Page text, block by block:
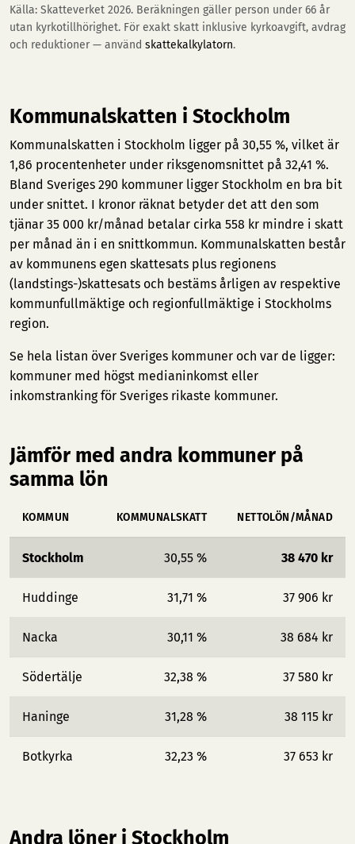
Källa: Skatteverket 2026. Beräkningen gäller person under 66 år
utan kyrkotillhörighet. För exakt skatt inklusive kyrkoavgift, avdrag
och reduktioner — använd skattekalkylatorn.
Kommunalskatten i Stockholm
Kommunalskatten i Stockholm ligger på 30,55 %, vilket är
1,86 procentenheter under riksgenomsnittet på 32,41 %.
Bland Sveriges 290 kommuner ligger Stockholm en bra bit
under snittet. I kronor räknat betyder det att den som
tjänar 35 000 kr/månad betalar cirka 558 kr mindre i skatt
per månad än i en snittkommun. Kommunalskatten består
av kommunens egen skattesats plus regionens
(landstings-)skattesats och bestäms årligen av respektive
kommunfullmäktige och regionfullmäktige i Stockholms
region.
Se hela listan över Sveriges kommuner och var de ligger:
kommuner med högst medianinkomst eller
inkomstranking för Sveriges rikaste kommuner.
Jämför med andra kommuner på
samma lön
KOMMUN KOMMUNALSKATT NETTOLÖN/MÅNAD
Stockholm 30,55 % 38 470 kr
Huddinge 31,71 % 37 906 kr
Nacka 30,11 % 38 684 kr
Södertälje 32,38 % 37 580 kr
Haninge 31,28 % 38 115 kr
Botkyrka 32,23 % 37 653 kr
Andra löner i Stockholm